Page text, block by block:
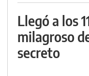
Llegó a los
milagroso
secreto